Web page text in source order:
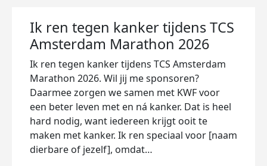
Ik ren tegen kanker tijdens TCS
Amsterdam Marathon 2026
Ik ren tegen kanker tijdens TCS Amsterdam
Marathon 2026. Wil jij me sponsoren?
Daarmee zorgen we samen met KWF voor
een beter leven met en ná kanker. Dat is heel
hard nodig, want iedereen krijgt ooit te
maken met kanker. Ik ren speciaal voor [naam
dierbare of jezelf], omdat…